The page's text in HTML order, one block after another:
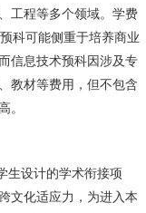
工程等多个领域。学费
科可能侧重于培养商业
信息技术预科因涉及专
教材等费用，但不包含
。
生设计的学术衔接项
文化适应力，为进入本